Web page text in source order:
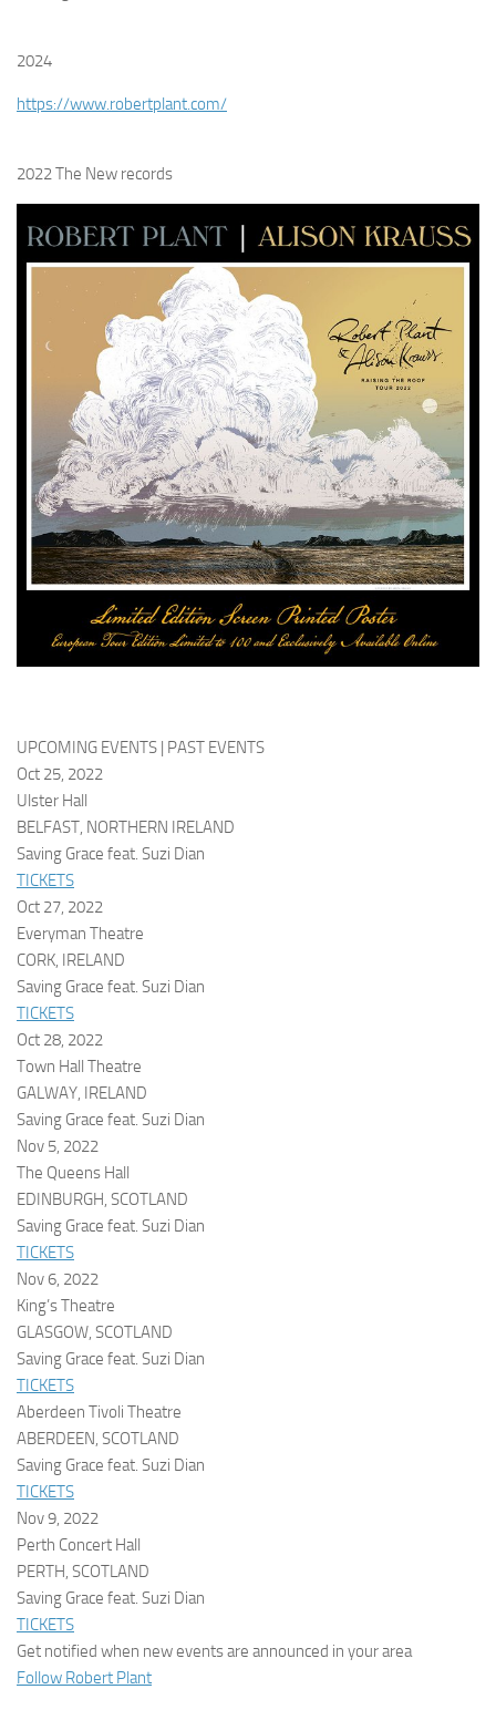
2024
https://www.robertplant.com/
2022 The New records
UPCOMING EVENTS | PAST EVENTS
Oct 25, 2022
Ulster Hall
BELFAST, NORTHERN IRELAND
Saving Grace feat. Suzi Dian
TICKETS
Oct 27, 2022
Everyman Theatre
CORK, IRELAND
Saving Grace feat. Suzi Dian
TICKETS
Oct 28, 2022
Town Hall Theatre
GALWAY, IRELAND
Saving Grace feat. Suzi Dian
Nov 5, 2022
The Queens Hall
EDINBURGH, SCOTLAND
Saving Grace feat. Suzi Dian
TICKETS
Nov 6, 2022
King’s Theatre
GLASGOW, SCOTLAND
Saving Grace feat. Suzi Dian
TICKETS
Aberdeen Tivoli Theatre
ABERDEEN, SCOTLAND
Saving Grace feat. Suzi Dian
TICKETS
Nov 9, 2022
Perth Concert Hall
PERTH, SCOTLAND
Saving Grace feat. Suzi Dian
TICKETS
Get notified when new events are announced in your area
Follow Robert Plant